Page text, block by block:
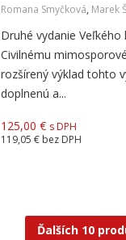
Romana Smyčková, Marek
Druhé vydanie
Civilnému
rozšírený výklad tohto
doplnenú a...
125,00 € s DPH
119,05 € bez DPH
Ďalších 10